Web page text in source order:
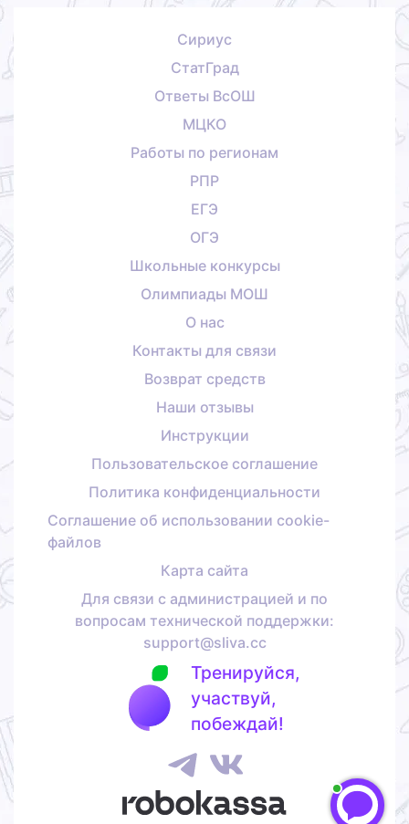
Сириус
СтатГрад
Ответы ВсОШ
МЦКО
Работы по регионам
РПР
ЕГЭ
ОГЭ
Школьные конкурсы
Олимпиады МОШ
О нас
Контакты для связи
Возврат средств
Наши отзывы
Инструкции
Пользовательское соглашение
Политика конфиденциальности
Соглашение об использовании cookie-
файлов
Карта сайта
Для связи с администрацией и по
вопросам технической поддержки:
support@sliva.cc
Тренируйся,
участвуй,
побеждай!